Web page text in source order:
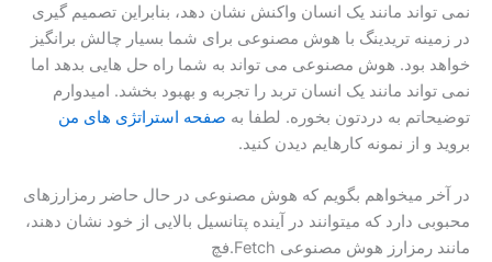
نمی تواند مانند یک انسان واکنش نشان دهد، بنابراین تصمیم گیری
در زمینه تریدینگ با هوش مصنوعی برای شما بسیار چالش برانگیز
خواهد بود. هوش مصنوعی می تواند به شما راه حل هایی بدهد اما
نمی تواند مانند یک انسان تربد را تجربه و بهبود بخشد. امیدوارم
توضیحاتم به دردتون بخوره. لطفا به صفحه استراتژی های من
بروید و از نمونه کارهایم دیدن کنید.
در آخر میخواهم بگویم که هوش مصنوعی در حال حاضر رمزارزهای
محبوبی دارد که میتوانند در آینده پتانسیل بالایی از خود نشان دهند،
مانند رمزارز هوش مصنوعی Fetch.فچ